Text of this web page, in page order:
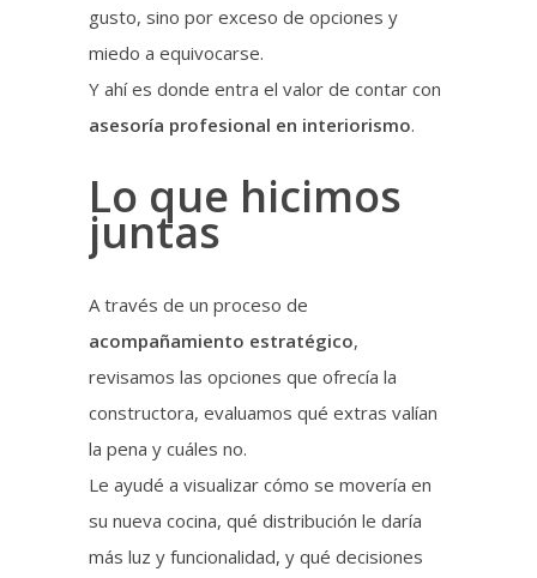
gusto, sino por exceso de opciones y
miedo a equivocarse.
Y ahí es donde entra el valor de contar con
asesoría profesional en interiorismo.
Lo que hicimos
juntas
A través de un proceso de
acompañamiento estratégico,
revisamos las opciones que ofrecía la
constructora, evaluamos qué extras valían
la pena y cuáles no.
Le ayudé a visualizar cómo se movería en
su nueva cocina, qué distribución le daría
más luz y funcionalidad, y qué decisiones